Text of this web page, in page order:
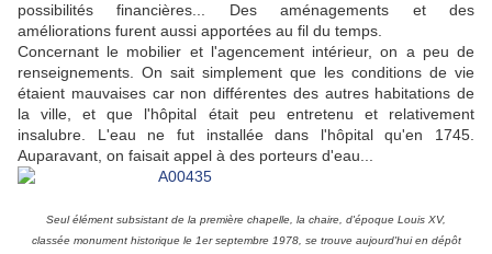
possibilités financières... Des aménagements et des
améliorations furent aussi apportées au fil du temps.
Concernant le mobilier et l'agencement intérieur, on a peu de
renseignements. On sait simplement que les conditions de vie
étaient mauvaises car non différentes des autres habitations de
la ville, et que l'hôpital était peu entretenu et relativement
insalubre. L'eau ne fut installée dans l'hôpital qu'en 1745.
Auparavant, on faisait appel à des porteurs d'eau...
Seul élément subsistant de la première chapelle, la chaire, d'époque Louis XV,
classée monument historique le 1er septembre 1978, se trouve aujourd'hui en dépôt